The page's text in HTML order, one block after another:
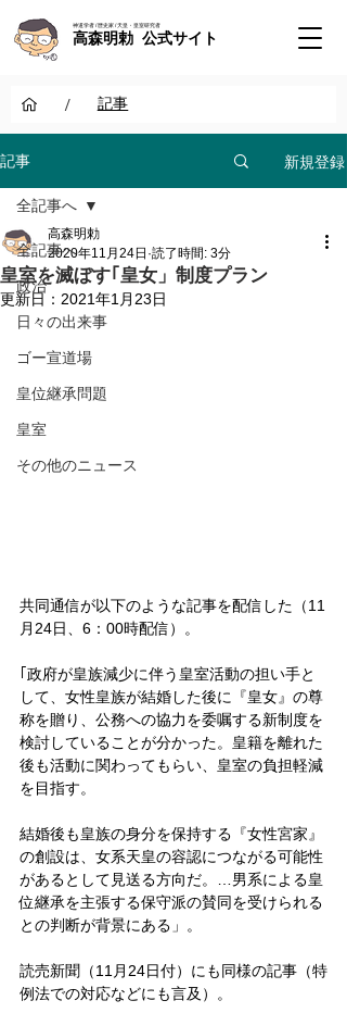
神道学者 / 歴史家 / 天皇・皇室研究者
高森明勅 公式サイト
/ 記事
記事 新規登録
全記事へ
政治
日々の出来事
ゴー宣道場
皇位継承問題
皇室
その他のニュース
全記事へ
皇室を滅ぼす｢皇女」制度プラン
高森明勅
2020年11月24日 読了時間: 3分
更新日： 2021年1月23日
共同通信が以下のような記事を配信した（11
月24日、6：00時配信）。
｢政府が皇族減少に伴う皇室活動の担い手と
して、女性皇族が結婚した後に『皇女』の尊
称を贈り、公務への協力を委嘱する新制度を
検討していることが分かった。皇籍を離れた
後も活動に関わってもらい、皇室の負担軽減
を目指す。
結婚後も皇族の身分を保持する『女性宮家』
の創設は、女系天皇の容認につながる可能性
があるとして見送る方向だ。…男系による皇
位継承を主張する保守派の賛同を受けられる
との判断が背景にある」。
読売新聞（11月24日付）にも同様の記事（特
例法での対応などにも言及）。